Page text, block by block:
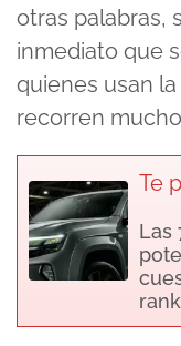
otras palabras,
inmediato que
quienes usan
recorren
Te
Las